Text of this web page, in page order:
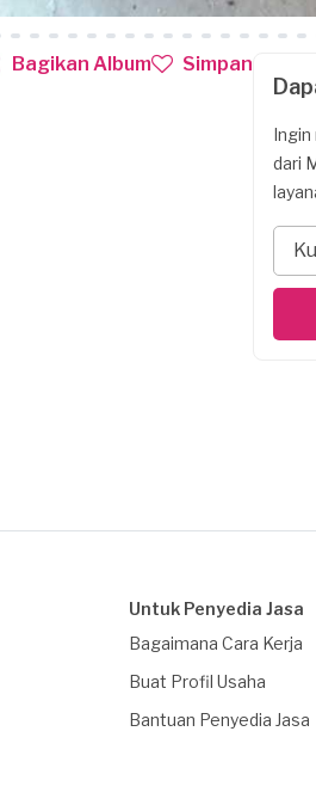
Bagikan Album Simpan
Ingin
dari
Untuk Penyedia Jasa
Bagaimana Cara Kerja
Buat Profil Usaha
Bantuan Penyedia Jasa